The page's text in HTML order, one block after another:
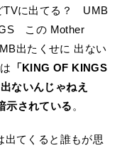
TVに出てる？ UMB
この Mother
出たくせに 出ない
「KING OF KINGS
ないんじゃねえ
示されている 。
出てくると誰もが思